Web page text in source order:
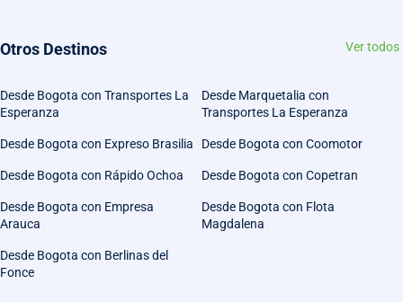
Otros Destinos Ver todos
Desde Bogota con Transportes La
Esperanza
Desde Marquetalia con
Transportes La Esperanza
Desde Bogota con Expreso Brasilia Desde Bogota con Coomotor
Desde Bogota con Rápido Ochoa Desde Bogota con Copetran
Desde Bogota con Empresa
Arauca
Desde Bogota con Flota
Magdalena
Desde Bogota con Berlinas del
Fonce